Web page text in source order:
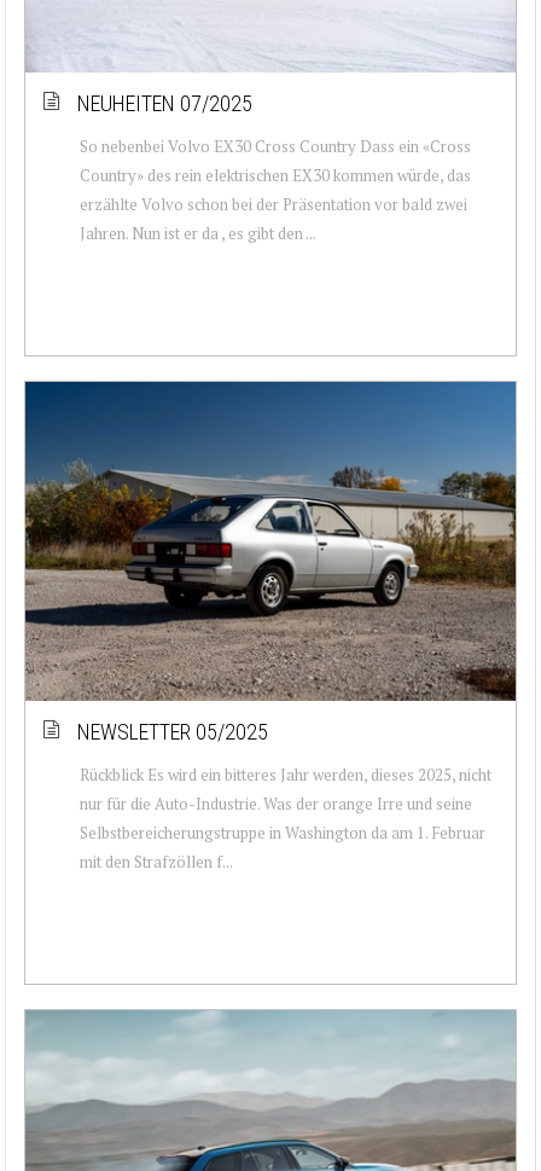
NEUHEITEN 07/2025
So nebenbei Volvo EX30 Cross Country Dass ein «Cross
Country» des rein elektrischen EX30 kommen würde, das
erzählte Volvo schon bei der Präsentation vor bald zwei
Jahren. Nun ist er da , es gibt den ...
NEWSLETTER 05/2025
Rückblick Es wird ein bitteres Jahr werden, dieses 2025, nicht
nur für die Auto-Industrie. Was der orange Irre und seine
Selbstbereicherungstruppe in Washington da am 1. Februar
mit den Strafzöllen f...